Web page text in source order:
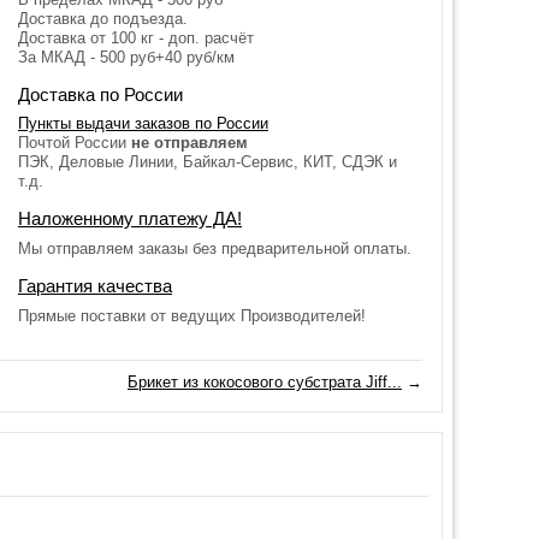
Доставка до подъезда.
Доставка от 100 кг - доп. расчёт
За МКАД - 500 руб+40 руб/км
Доставка по России
Пункты выдачи заказов по России
Почтой России не отправляем
ПЭК, Деловые Линии, Байкал-Сервис, КИТ, СДЭК и
т.д.
Наложенному платежу ДА!
Мы отправляем заказы без предварительной оплаты.
Гарантия качества
Прямые поставки от ведущих Производителей!
Брикет из кокосового субстрата Jiff... →